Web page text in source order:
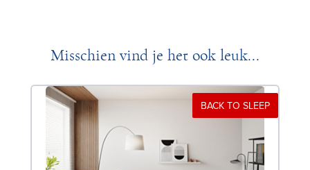
Misschien vind je het ook leuk...
BACK TO SLEEP